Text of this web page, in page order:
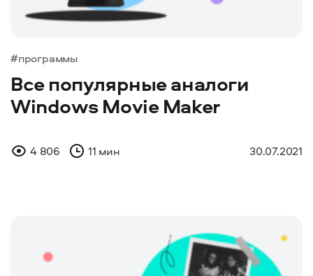
#программы
Все популярные аналоги
Windows Movie Maker
4 806 11 мин 30.07.2021